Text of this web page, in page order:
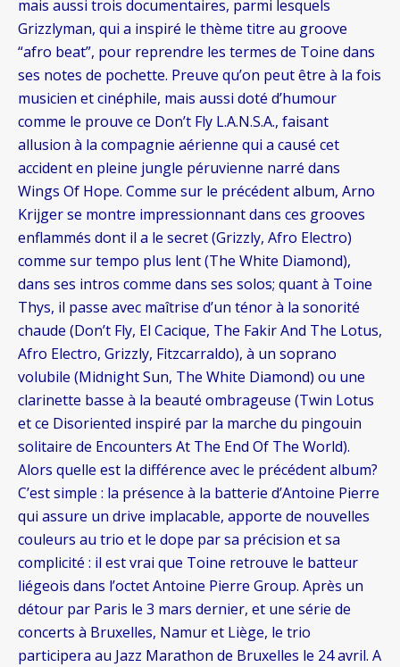
mais aussi trois documentaires, parmi lesquels
Grizzlyman, qui a inspiré le thème titre au groove
“afro beat”, pour reprendre les termes de Toine dans
ses notes de pochette. Preuve qu’on peut être à la fois
musicien et cinéphile, mais aussi doté d’humour
comme le prouve ce Don’t Fly L.A.N.S.A., faisant
allusion à la compagnie aérienne qui a causé cet
accident en pleine jungle péruvienne narré dans
Wings Of Hope. Comme sur le précédent album, Arno
Krijger se montre impressionnant dans ces grooves
enflammés dont il a le secret (Grizzly, Afro Electro)
comme sur tempo plus lent (The White Diamond),
dans ses intros comme dans ses solos; quant à Toine
Thys, il passe avec maîtrise d’un ténor à la sonorité
chaude (Don’t Fly, El Cacique, The Fakir And The Lotus,
Afro Electro, Grizzly, Fitzcarraldo), à un soprano
volubile (Midnight Sun, The White Diamond) ou une
clarinette basse à la beauté ombrageuse (Twin Lotus
et ce Disoriented inspiré par la marche du pingouin
solitaire de Encounters At The End Of The World).
Alors quelle est la différence avec le précédent album?
C’est simple : la présence à la batterie d’Antoine Pierre
qui assure un drive implacable, apporte de nouvelles
couleurs au trio et le dope par sa précision et sa
complicité : il est vrai que Toine retrouve le batteur
liégeois dans l’octet Antoine Pierre Group. Après un
détour par Paris le 3 mars dernier, et une série de
concerts à Bruxelles, Namur et Liège, le trio
participera au Jazz Marathon de Bruxelles le 24 avril. A